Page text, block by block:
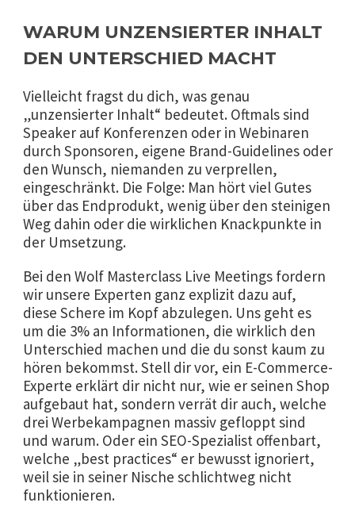
WARUM UNZENSIERTER INHALT
DEN UNTERSCHIED MACHT
Vielleicht fragst du dich, was genau
„unzensierter Inhalt“ bedeutet. Oftmals sind
Speaker auf Konferenzen oder in Webinaren
durch Sponsoren, eigene Brand-Guidelines oder
den Wunsch, niemanden zu verprellen,
eingeschränkt. Die Folge: Man hört viel Gutes
über das Endprodukt, wenig über den steinigen
Weg dahin oder die wirklichen Knackpunkte in
der Umsetzung.
Bei den Wolf Masterclass Live Meetings fordern
wir unsere Experten ganz explizit dazu auf,
diese Schere im Kopf abzulegen. Uns geht es
um die 3% an Informationen, die wirklich den
Unterschied machen und die du sonst kaum zu
hören bekommst. Stell dir vor, ein E-Commerce-
Experte erklärt dir nicht nur, wie er seinen Shop
aufgebaut hat, sondern verrät dir auch, welche
drei Werbekampagnen massiv gefloppt sind
und warum. Oder ein SEO-Spezialist offenbart,
welche „best practices“ er bewusst ignoriert,
weil sie in seiner Nische schlichtweg nicht
funktionieren.